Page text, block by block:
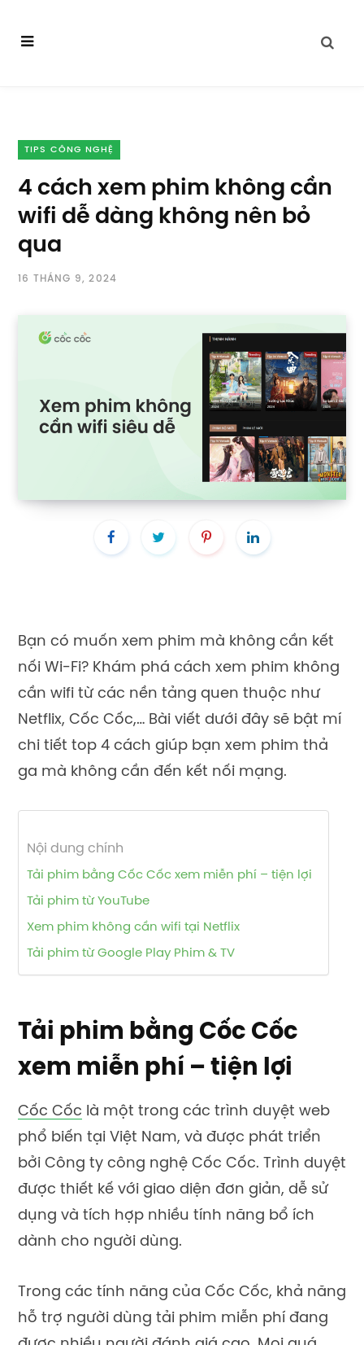
TIPS CÔNG NGHỆ
4 cách xem phim không cần
wifi dễ dàng không nên bỏ
qua
16 THÁNG 9, 2024
Bạn có muốn xem phim mà không cần kết
nối Wi-Fi? Khám phá cách xem phim không
cần wifi từ các nền tảng quen thuộc như
Netflix, Cốc Cốc,… Bài viết dưới đây sẽ bật mí
chi tiết top 4 cách giúp bạn xem phim thả
ga mà không cần đến kết nối mạng.
Nội dung chính
Tải phim bằng Cốc Cốc xem miễn phí – tiện lợi
Tải phim từ YouTube
Xem phim không cần wifi tại Netflix
Tải phim từ Google Play Phim & TV
Tải phim bằng Cốc Cốc
xem miễn phí – tiện lợi
Cốc Cốc là một trong các trình duyệt web
phổ biến tại Việt Nam, và được phát triển
bởi Công ty công nghệ Cốc Cốc. Trình duyệt
được thiết kế với giao diện đơn giản, dễ sử
dụng và tích hợp nhiều tính năng bổ ích
dành cho người dùng.
Trong các tính năng của Cốc Cốc, khả năng
hỗ trợ người dùng tải phim miễn phí đang